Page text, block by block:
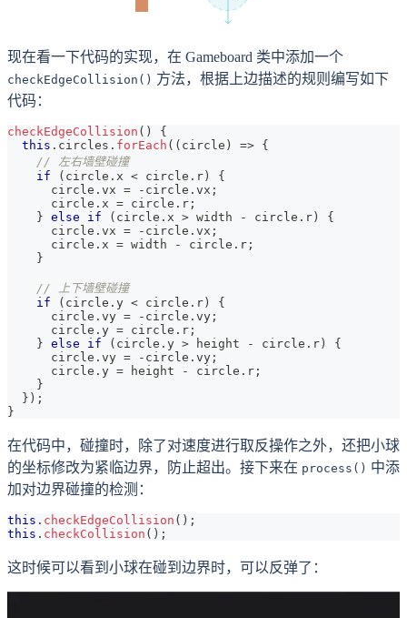
现在看一下代码的实现，在 Gameboard 类中添加一个
checkEdgeCollision() 方法，根据上边描述的规则编写如下
代码：
checkEdgeCollision ( )
{
this . circles . forEach ( ( circle ) => {
// 左右墙壁碰撞
if
( circle . x < circle . r )
{
      circle
. vx = - circle . vx ;
      circle
. x = circle . r ;
} else if ( circle . x > width - circle . r )
{
      circle
. vx = - circle . vx ;
      circle
. x = width - circle . r ;
}
// 上下墙壁碰撞
if
( circle . y < circle . r )
{
      circle
. vy = - circle . vy ;
      circle
. y = circle . r ;
} else if ( circle . y > height - circle . r )
{
      circle
. vy = - circle . vy ;
      circle
. y = height - circle . r ;
}
} ) ;
}
在代码中，碰撞时，除了对速度进行取反操作之外，还把小球
的坐标修改为紧临边界，防止超出。接下来在 process() 中添
加对边界碰撞的检测：
this . checkEdgeCollision ( ) ;
this . checkCollision ( ) ;
这时候可以看到小球在碰到边界时，可以反弹了：